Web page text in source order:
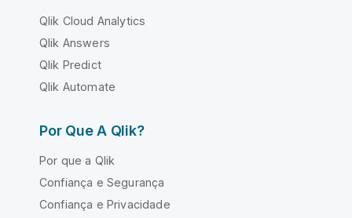
Qlik Cloud Analytics
Qlik Answers
Qlik Predict
Qlik Automate
Por Que A Qlik?
Por que a Qlik
Confiança e Segurança
Confiança e Privacidade